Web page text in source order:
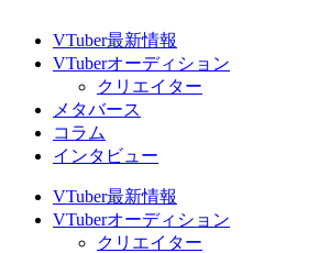
VTuber最新情報
VTuberオーディション
クリエイター
メタバース
コラム
インタビュー
VTuber最新情報
VTuberオーディション
クリエイター